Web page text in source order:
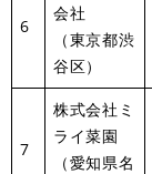
6
会社
（東京都渋
谷区）
7
株式会社ミ
ライ菜園
（愛知県名